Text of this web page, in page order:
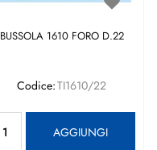
BUSSOLA 1610 FORO D.22
Codice:TI1610/22
AGGIUNGI